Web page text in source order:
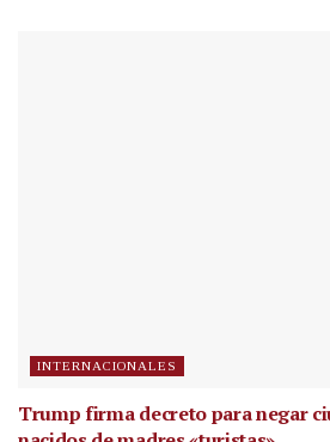
INTERNACIONALES
Trump firma decreto para negar